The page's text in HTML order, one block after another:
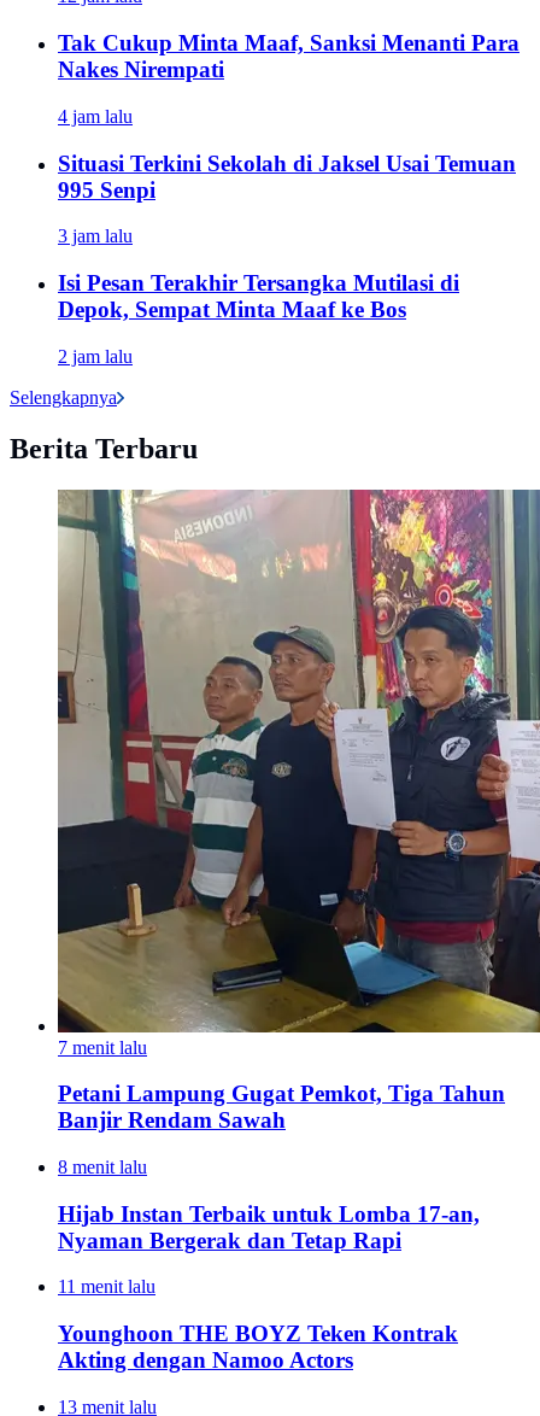
Tak Cukup Minta Maaf, Sanksi Menanti Para
Nakes Nirempati
4 jam lalu
Situasi Terkini Sekolah di Jaksel Usai Temuan
995 Senpi
3 jam lalu
Isi Pesan Terakhir Tersangka Mutilasi di
Depok, Sempat Minta Maaf ke Bos
2 jam lalu
Selengkapnya
Berita Terbaru
7 menit lalu
Petani Lampung Gugat Pemkot, Tiga Tahun
Banjir Rendam Sawah
8 menit lalu
Hijab Instan Terbaik untuk Lomba 17-an,
Nyaman Bergerak dan Tetap Rapi
11 menit lalu
Younghoon THE BOYZ Teken Kontrak
Akting dengan Namoo Actors
13 menit lalu